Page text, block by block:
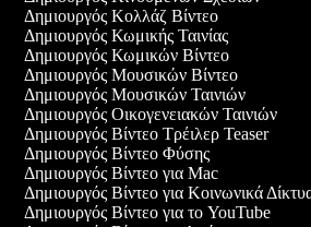
Δημιουργός Κολλάζ Βίντεο
Δημιουργός Κωμικής Ταινίας
Δημιουργός Κωμικών Βίντεο
Δημιουργός Μουσικών Βίντεο
Δημιουργός Μουσικών Ταινιών
Δημιουργός Οικογενειακών Ταινιών
Δημιουργός Βίντεο Τρέιλερ Teaser
Δημιουργός Βίντεο Φύσης
Δημιουργός Βίντεο για Mac
Δημιουργός Βίντεο για Κοινωνικά Δίκτυα
Δημιουργός Βίντεο για το YouTube